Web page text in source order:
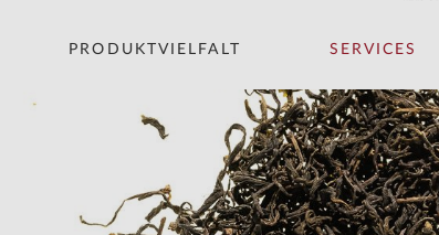
PRODUKTVIELFALT SERVICES